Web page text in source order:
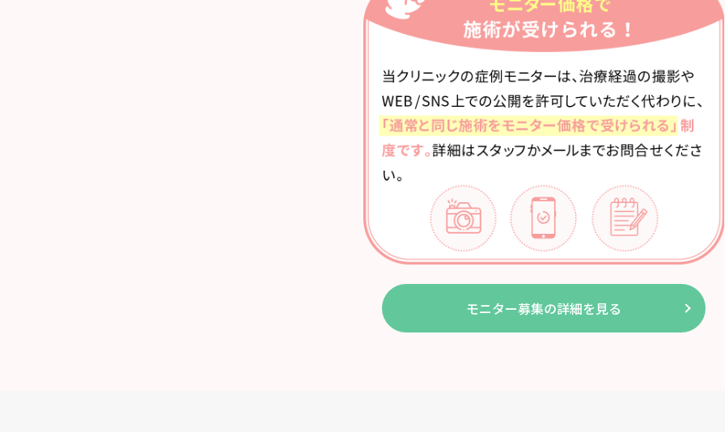
エイジングセット ＋
シミ・肝斑セット ＋
毛穴セット ＋
ケアシスSセットメニュー
料金（
TA-プラス
＋
モニター募集の詳細を見る